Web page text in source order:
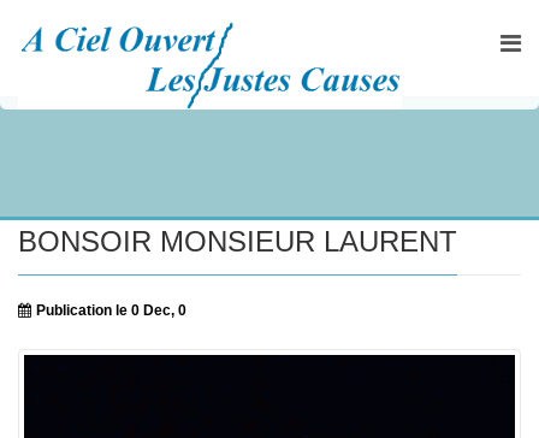
BONSOIR MONSIEUR LAURENT
Publication le 0 Dec, 0